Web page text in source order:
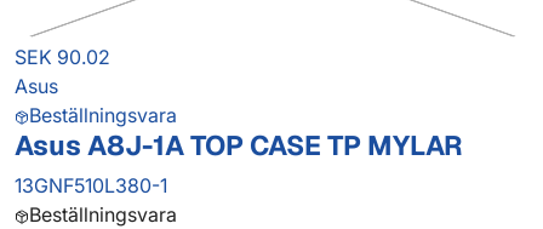
SEK 90.02
Asus
Beställningsvara
Asus A8J-1A TOP CASE TP MYLAR
13GNF510L380-1
Beställningsvara